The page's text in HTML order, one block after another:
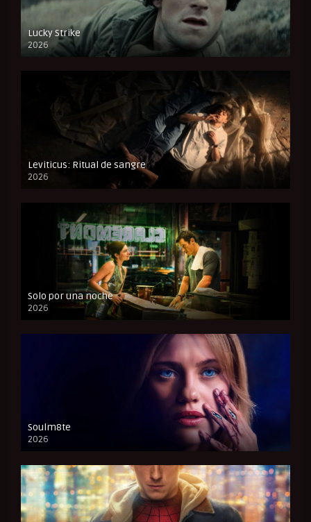
Lucky Strike
2026
FULL HD
Leviticus: Ritual de sangre
2026
FULL HD
Solo por una noche
2026
CAM
Soulm8te
2026
FULL HD